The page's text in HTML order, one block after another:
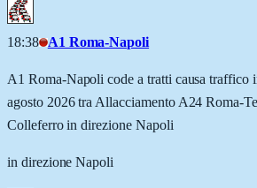
18:38 A1 Roma-Napoli
A1 Roma-Napoli code a tratti causa traffico
agosto 2026 tra Allacciamento A24 Roma-
Colleferro in direzione Napoli
in direzione Napoli